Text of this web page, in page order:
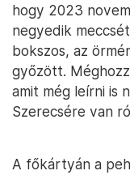
hogy 2023
negyedik
bokszos, az
győzött.
amit még leírni is
Szerecsére van
A főkártyán a